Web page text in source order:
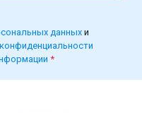
данныхи
*